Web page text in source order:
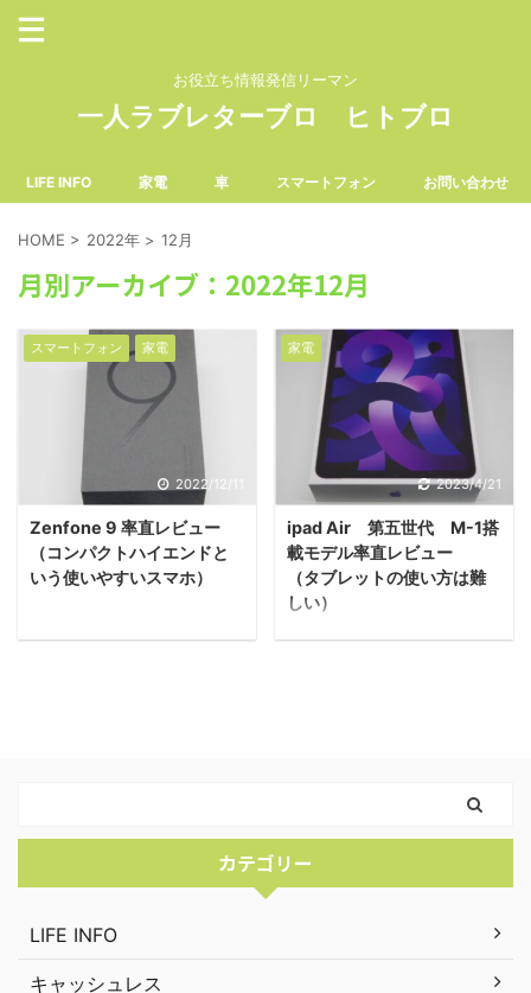
お役立ち情報発信リーマン
一人ラブレターブロ ヒトブロ
LIFE INFO 家電 車 スマートフォン お問い合わせ
HOME > 2022年 > 12月
月別アーカイブ：2022年12月
スマートフォン 家電
2022/12/11
Zenfone 9 率直レビュー
（コンパクトハイエンドと
いう使いやすいスマホ）
家電
2023/4/21
ipad Air 第五世代 M-1搭
載モデル率直レビュー
（タブレットの使い方は難
しい）
カテゴリー
LIFE INFO
キャッシュレス